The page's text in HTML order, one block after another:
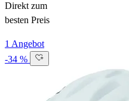
Direkt zum
besten Preis
1 Angebot
-34 %